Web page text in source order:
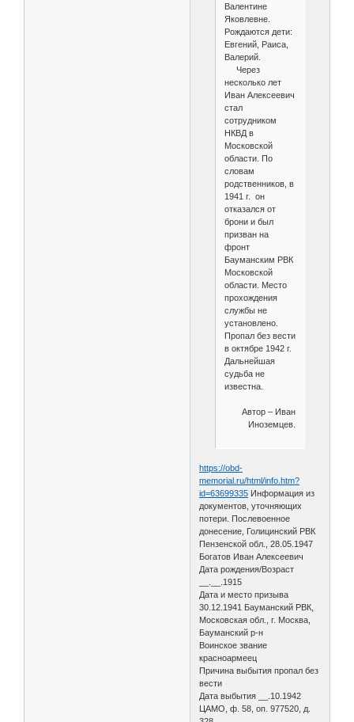
Валентине
Яковлевне.
Рождаются дети:
Евгений, Раиса,
Валерий.
Через
несколько лет
Иван Алексеевич
стал
сотрудником
НКВД в
Московской
области. По
словам
родственников, в
1941 г. он
отказался от
брони и был
призван на
фронт
Бауманским РВК
Московской
области. Место
прохождения
службы не
установлено.
Пропал без вести
в октябре 1942 г.
Дальнейшая
судьба не
известна.
Автор – Иван
Иноземцев.
https://obd-
memorial.ru/html/info.htm?
id=63699335 Информация из
документов, уточняющих
потери. Послевоенное
донесение, Голицинский РВК
Пензенской обл., 28.05.1947
Богатов Иван Алексеевич
Дата рождения/Возраст
__.__.1915
Дата и место призыва
30.12.1941 Бауманский РВК,
Московская обл., г. Москва,
Бауманский р-н
Воинское звание
красноармеец
Причина выбытия пропал без
вести
Дата выбытия __.10.1942
ЦАМО, ф. 58, оп. 977520, д.